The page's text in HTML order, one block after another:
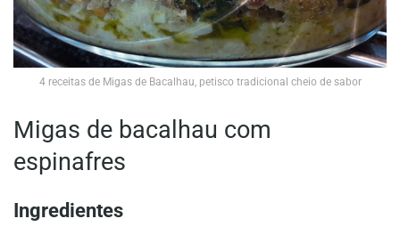
4 receitas de Migas de Bacalhau, petisco tradicional cheio de sabor
Migas de bacalhau com
espinafres
Ingredientes